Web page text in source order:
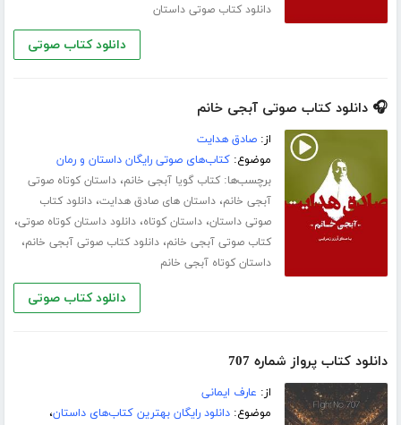
دانلود کتاب صوتی داستان
دانلود کتاب صوتی
🎧 دانلود کتاب صوتی آبجی خانم
از:صادق هدایت
موضوع:کتاب‌های صوتی رایگان داستان و رمان
برچسب‌ها:کتاب گویا آبجی خانم،داستان کوتاه صوتی
آبجی خانم،داستان های صادق هدایت،دانلود کتاب
صوتی داستان،داستان کوتاه،دانلود داستان کوتاه صوتی،
کتاب صوتی آبجی خانم،دانلود کتاب صوتی آبجی خانم،
داستان کوتاه آبجی خانم
دانلود کتاب صوتی
دانلود کتاب پرواز شماره 707
از: عارف ایمانی
موضوع:دانلود رایگان بهترین کتاب‌های داستان،